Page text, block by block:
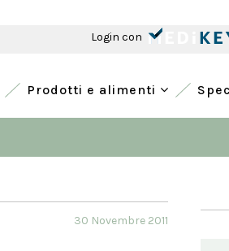
Login con
Prodotti e alimenti
30 Novembre 2011